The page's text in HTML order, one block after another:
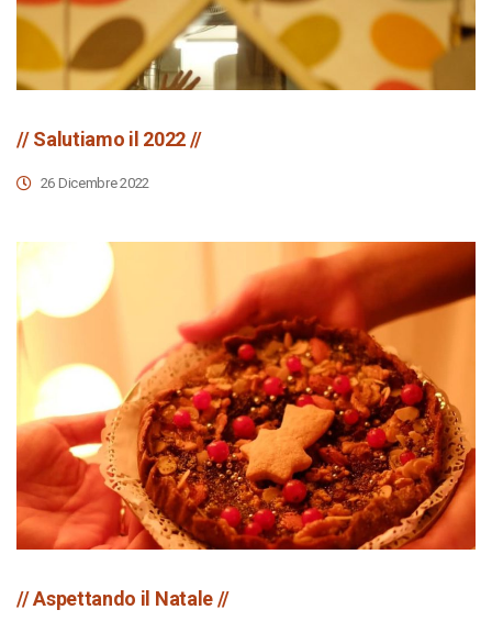
// Salutiamo il 2022 //
26 Dicembre 2022
// Aspettando il Natale //